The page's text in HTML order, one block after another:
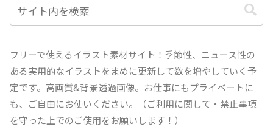
フリーで使えるイラスト素材サイト！季節性、ニュース性の
ある実用的なイラストをまめに更新して数を増やしていく予
定です。高画質&背景透過画像。お仕事にもプライベートに
も、ご自由にお使いください。（ご利用に関して・禁止事項
を守った上でのご使用をお願いします！）